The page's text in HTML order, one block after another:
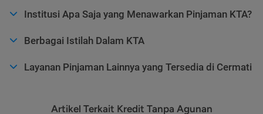
Institusi Apa Saja yang Menawarkan Pinjaman KTA?
Berbagai Istilah Dalam KTA
Layanan Pinjaman Lainnya yang Tersedia di Cermati
Artikel Terkait Kredit Tanpa Agunan